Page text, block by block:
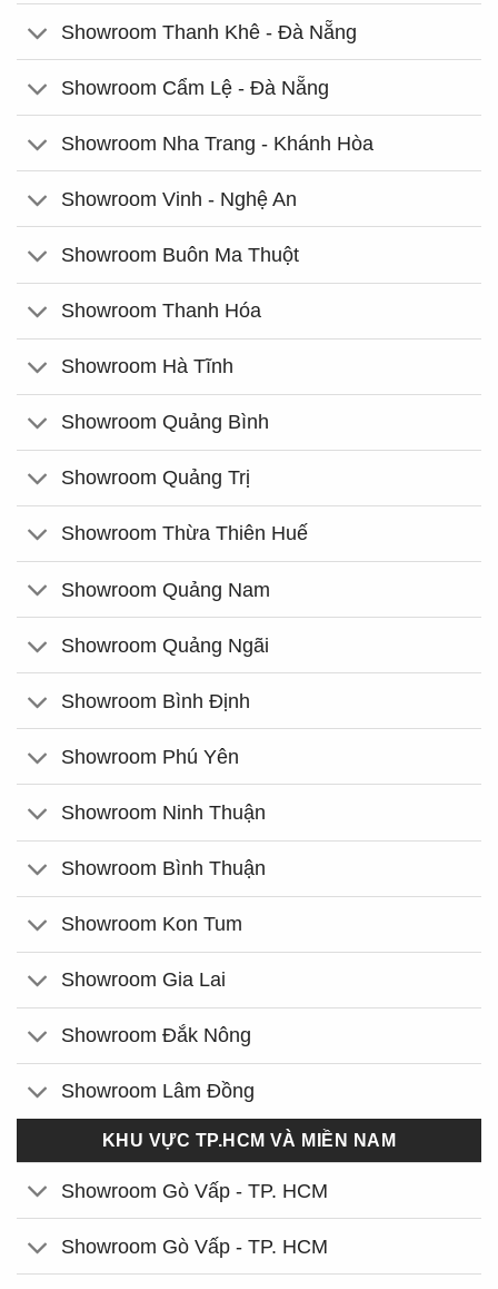
Showroom Thanh Khê - Đà Nẵng
Showroom Cẩm Lệ - Đà Nẵng
Showroom Nha Trang - Khánh Hòa
Showroom Vinh - Nghệ An
Showroom Buôn Ma Thuột
Showroom Thanh Hóa
Showroom Hà Tĩnh
Showroom Quảng Bình
Showroom Quảng Trị
Showroom Thừa Thiên Huế
Showroom Quảng Nam
Showroom Quảng Ngãi
Showroom Bình Định
Showroom Phú Yên
Showroom Ninh Thuận
Showroom Bình Thuận
Showroom Kon Tum
Showroom Gia Lai
Showroom Đắk Nông
Showroom Lâm Đồng
KHU VỰC TP.HCM VÀ MIỀN NAM
Showroom Gò Vấp - TP. HCM
Showroom Gò Vấp - TP. HCM